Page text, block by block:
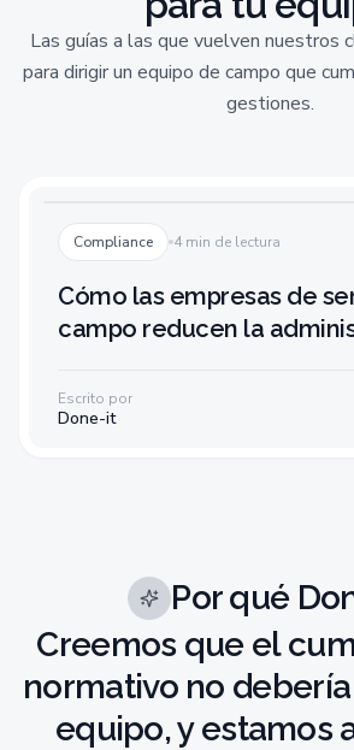
Las guías a las que vuelven nuestros
para dirigir un equipo de campo que
gestiones.
Compliance 4 min de lectura
Cómo las empresas de
campo reducen la
Escrito por
Done-it
Por qué
Creemos que el
normativo no
equipo, y estamos